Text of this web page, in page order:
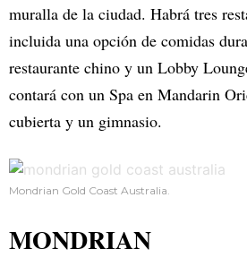
muralla de la ciudad. Habrá tres
incluida una opción de comidas
restaurante chino y un Lobby
contará con un Spa en Mandarin
cubierta y un gimnasio.
Mondrian Gold Coast Australia.
MONDRIAN